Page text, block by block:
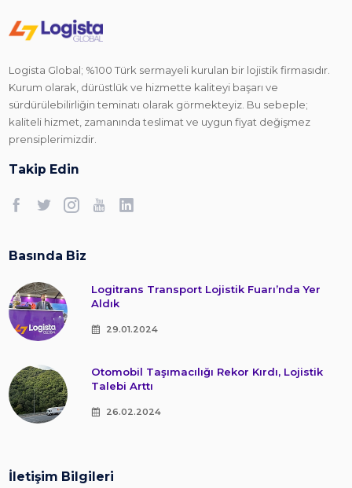
Logista Global; %100 Türk sermayeli kurulan bir lojistik firmasıdır.
Kurum olarak, dürüstlük ve hizmette kaliteyi başarı ve
sürdürülebilirliğin teminatı olarak görmekteyiz. Bu sebeple;
kaliteli hizmet, zamanında teslimat ve uygun fiyat değişmez
prensiplerimizdir.
Takip Edin
Basında Biz
Logitrans Transport Lojistik Fuarı’nda Yer
Aldık
29.01.2024
Otomobil Taşımacılığı Rekor Kırdı, Lojistik
Talebi Arttı
26.02.2024
İletişim Bilgileri